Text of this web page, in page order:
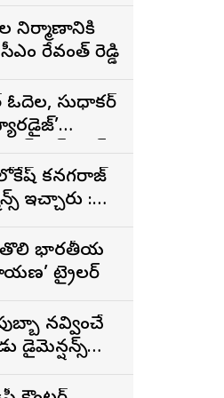
నిర్మాణానికి
రూ.25 ల‌క్ష‌లు మంజూరు : సీఎం రేవంత్ రెడ్డి
ఓదెల, సుధాకర్
లోకేష్ కనగరాజ్
ఇచ్చారు :
తొలి భారతీయ
ట్రైలర్
నవ్వించే
డైమెన్షన్స్